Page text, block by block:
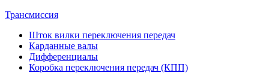
Трансмиссия
Шток вилки переключения передач
Карданные валы
Дифференциалы
Коробка переключения передач (КПП)